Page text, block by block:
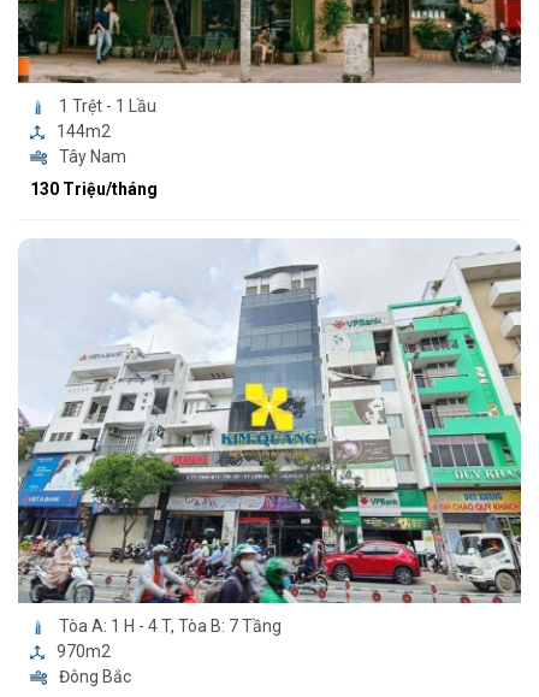
1 Trệt - 1 Lầu
144m2
Tây Nam
130 Triệu/tháng
Tòa A: 1 H - 4 T, Tòa B: 7 Tầng
970m2
Đông Bắc